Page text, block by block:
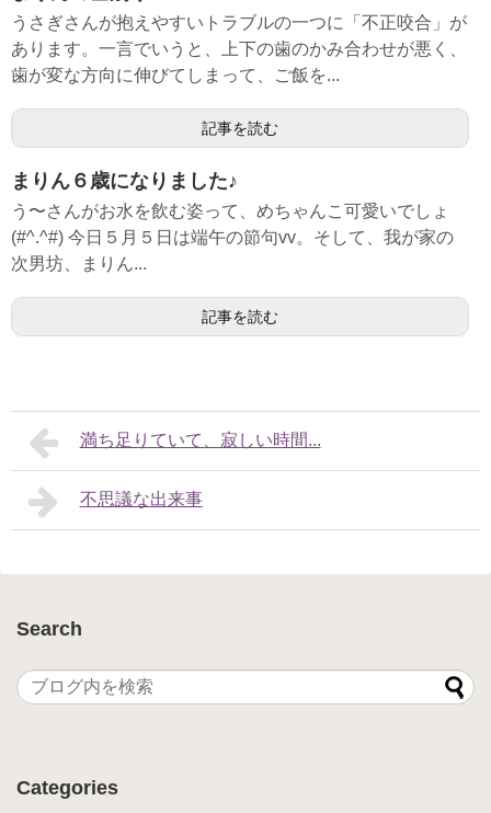
うさぎさんが抱えやすいトラブルの一つに「不正咬合」が
あります。一言でいうと、上下の歯のかみ合わせが悪く、
歯が変な方向に伸びてしまって、ご飯を...
記事を読む
まりん６歳になりました♪
う〜さんがお水を飲む姿って、めちゃんこ可愛いでしょ
(#^.^#) 今日５月５日は端午の節句vv。そして、我が家の
次男坊、まりん...
記事を読む
満ち足りていて、寂しい時間...
不思議な出来事
Search
Categories